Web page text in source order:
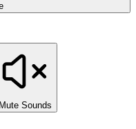
Mute Sounds